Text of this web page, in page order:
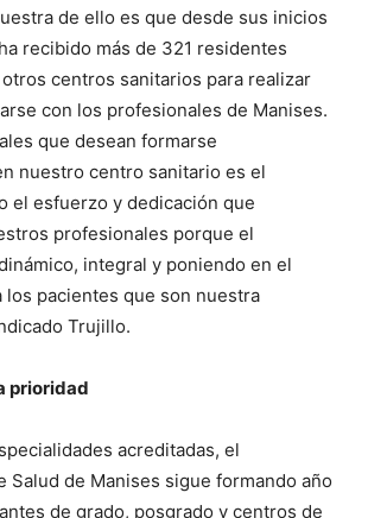
de ello es que desde sus inicios
recibido más de 321 residentes
centros sanitarios para realizar
con los profesionales de Manises.
que desean formarse
nuestro centro sanitario es el
el esfuerzo y dedicación que
profesionales porque el
integral y poniendo en el
los pacientes que son nuestra
Trujillo.
prioridad
acreditadas, el
Salud de Manises sigue formando año
de grado, posgrado y centros de